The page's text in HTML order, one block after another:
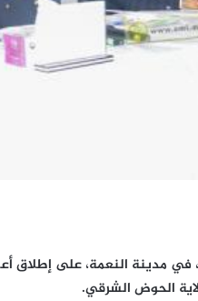
في مدينة النعمة، على إطلاق
الحوض الشرقي.